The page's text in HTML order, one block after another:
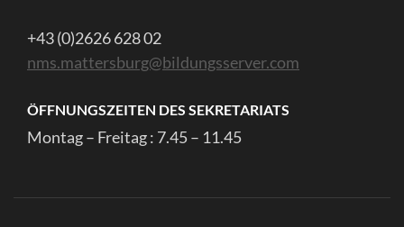
+43 (0)2626 628 02
nms.mattersburg@bildungsserver.com
ÖFFNUNGSZEITEN DES SEKRETARIATS
Montag – Freitag : 7.45 – 11.45